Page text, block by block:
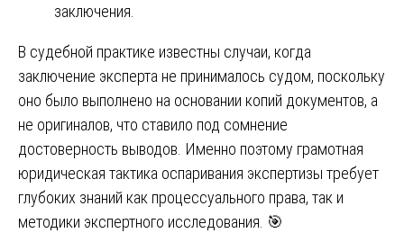
заключения.
В судебной практике известны случаи, когда
заключение эксперта не принималось судом, поскольку
оно было выполнено на основании копий документов, а
не оригиналов, что ставило под сомнение
достоверность выводов. Именно поэтому грамотная
юридическая тактика оспаривания экспертизы требует
глубоких знаний как процессуального права, так и
методики экспертного исследования. 🎯